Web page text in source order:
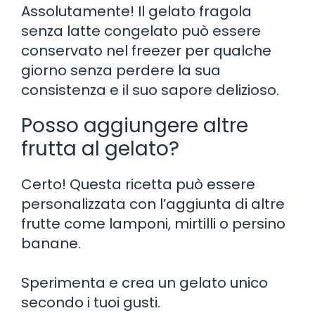
Assolutamente! Il gelato fragola
senza latte congelato può essere
conservato nel freezer per qualche
giorno senza perdere la sua
consistenza e il suo sapore delizioso.
Posso aggiungere altre
frutta al gelato?
Certo! Questa ricetta può essere
personalizzata con l’aggiunta di altre
frutte come lamponi, mirtilli o persino
banane.
Sperimenta e crea un gelato unico
secondo i tuoi gusti.